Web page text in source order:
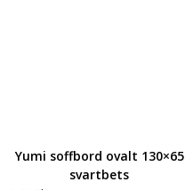
Yumi soffbord ovalt 130×65
svartbets